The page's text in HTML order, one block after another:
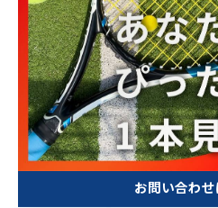
カテゴリー
全てのカテゴ
ラケットショ
ラケットショ
お問い合わ